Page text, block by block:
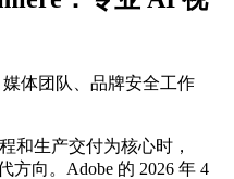
体团队、品牌安全工作
和生产交付为核心时，
方向。Adobe 的 2026 年 4